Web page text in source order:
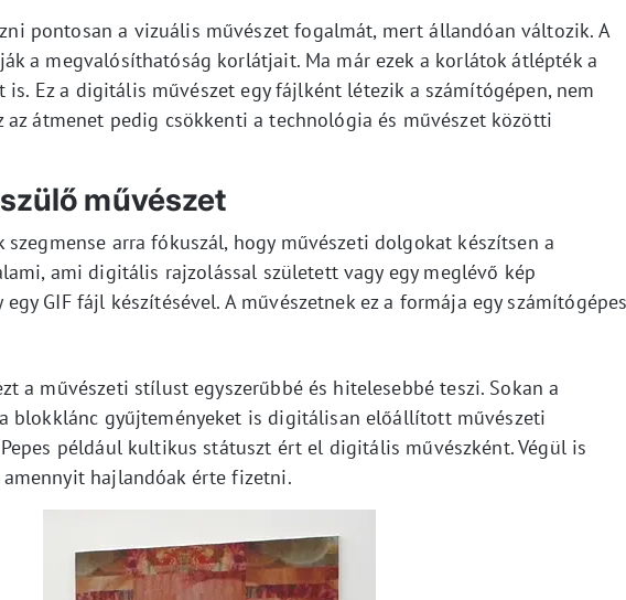
pontosan a vizuális művészet fogalmát, mert állandóan változik. A
a megvalósíthatóság korlátjait. Ma már ezek a korlátok átlépték a
Ez a digitális művészet egy fájlként létezik a számítógépen, nem
az átmenet pedig csökkenti a technológia és művészet közötti
művészet
arra fókuszál, hogy művészeti dolgokat készítsen a
ami digitális rajzolással született vagy egy meglévő kép
GIF fájl készítésével. A művészetnek ez a formája egy számítógépes
a művészeti stílust egyszerűbbé és hitelesebbé teszi. Sokan a
blokklánc gyűjteményeket is digitálisan előállított művészeti
például kultikus státuszt ért el digitális művészként. Végül is
hajlandóak érte fizetni.